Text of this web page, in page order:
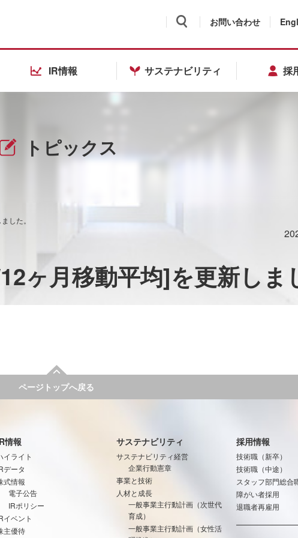
お問い合わせ
IR情報 サステナビリティ 採
トピックス
した。
ヶ月移動平均]を更新しま
ページトップへ戻る
情報
イライト
データ
式情報
電子公告
IRポリシー
イベント
主優待
サステナビリティ
サステナビリティ経営
企業行動憲章
事業と技術
人材と成長
一般事業主行動計画（次世代
育成）
一般事業主行動計画（女性活
採用情報
技術職（新卒）
技術職（中途）
スタッフ部門総合
障がい者採用
退職者再雇用